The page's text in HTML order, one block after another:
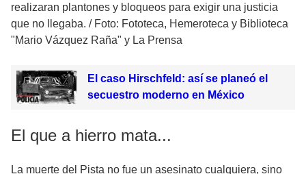
realizaran plantones y bloqueos para exigir una justicia
que no llegaba. / Foto: Fototeca, Hemeroteca y Biblioteca
"Mario Vázquez Raña" y La Prensa
El caso Hirschfeld: así se planeó el
secuestro moderno en México
El que a hierro mata...
La muerte del Pista no fue un asesinato cualquiera, sino